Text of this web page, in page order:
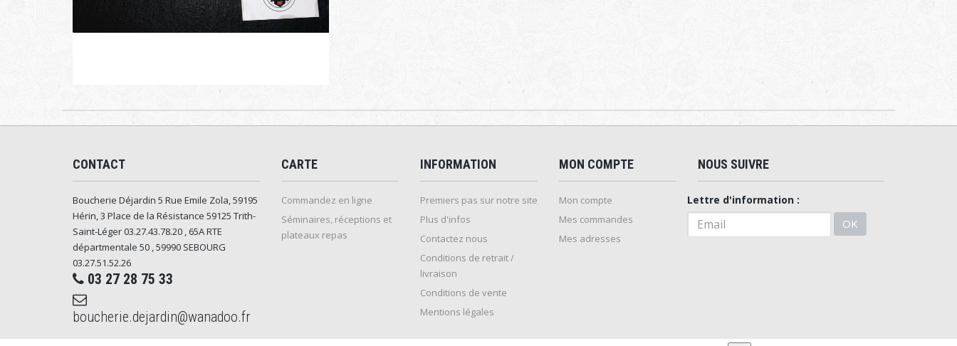
CONTACT
Boucherie Déjardin 5 Rue Emile Zola, 59195
Hérin, 3 Place de la Résistance 59125 Trith-
Saint-Léger 03.27.43.78.20 , 65A RTE
départmentale 50 , 59990 SEBOURG
03.27.51.52.26
03 27 28 75 33
boucherie.dejardin@wanadoo.fr
CARTE
Commandez en ligne
Séminaires, réceptions et
plateaux repas
INFORMATION
Premiers pas sur notre site
Plus d'infos
Contactez nous
Conditions de retrait /
livraison
Conditions de vente
Mentions légales
MON COMPTE
Mon compte
Mes commandes
Mes adresses
NOUS SUIVRE
Lettre d'information :
OK